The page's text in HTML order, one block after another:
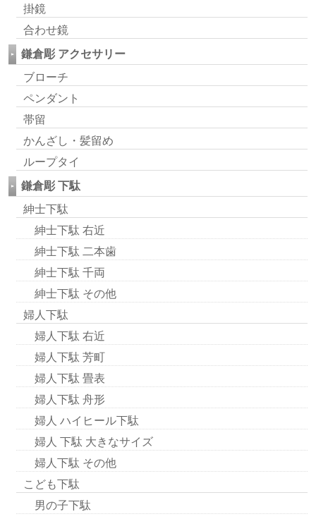
掛鏡
合わせ鏡
鎌倉彫 アクセサリー
ブローチ
ペンダント
帯留
かんざし・髪留め
ループタイ
鎌倉彫 下駄
紳士下駄
紳士下駄 右近
紳士下駄 二本歯
紳士下駄 千両
紳士下駄 その他
婦人下駄
婦人下駄 右近
婦人下駄 芳町
婦人下駄 畳表
婦人下駄 舟形
婦人 ハイヒール下駄
婦人 下駄 大きなサイズ
婦人下駄 その他
こども下駄
男の子下駄